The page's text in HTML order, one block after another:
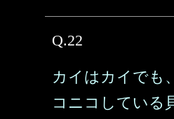
Q.22
カイはカイでも
コニコしている